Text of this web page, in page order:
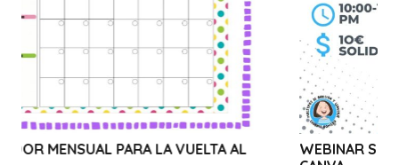
LA VUELTA AL
WEBINAR SOLIDARIO: USO Y